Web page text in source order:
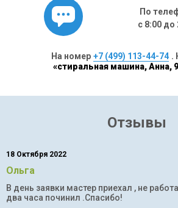
По
с 8:00 до
На номер +7 (499) 113-44-74 .
«стиральная машина, Анна,
Отзывы
18 Октября 2022
Ольга
В день заявки мастер приехал , не
два часа починил .Спасибо!